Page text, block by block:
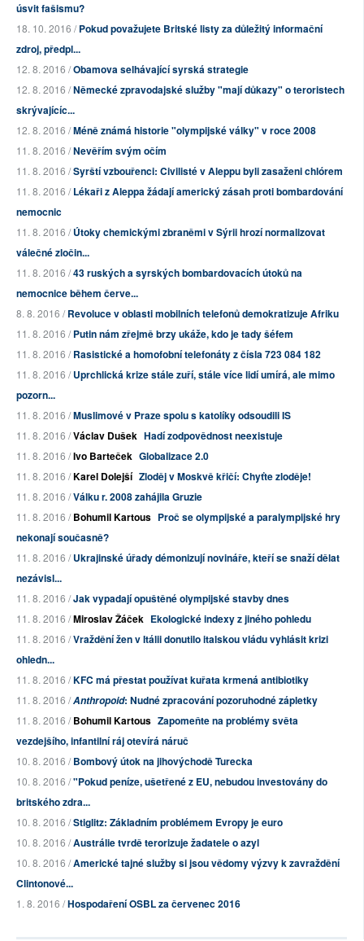
úsvit fašismu?
18. 10. 2016 /Pokud považujete Britské listy za důležitý informační
zdroj, předpl...
12. 8. 2016 /Obamova selhávající syrská strategie
12. 8. 2016 /Německé zpravodajské služby "mají důkazy" o teroristech
skrývajícíc...
12. 8. 2016 /Méně známá historie "olympijské války" v roce 2008
11. 8. 2016 /Nevěřím svým očím
11. 8. 2016 /Syrští vzbouřenci: Civilisté v Aleppu byli zasaženi chlórem
11. 8. 2016 /Lékaři z Aleppa žádají americký zásah proti bombardování
nemocnic
11. 8. 2016 /Útoky chemickými zbraněmi v Sýrii hrozí normalizovat
válečné zločin...
11. 8. 2016 /43 ruských a syrských bombardovacích útoků na
nemocnice během červe...
8. 8. 2016 /Revoluce v oblasti mobilních telefonů demokratizuje Afriku
11. 8. 2016 /Putin nám zřejmě brzy ukáže, kdo je tady šéfem
11. 8. 2016 /Rasistické a homofobní telefonáty z čísla 723 084 182
11. 8. 2016 /Uprchlická krize stále zuří, stále více lidí umírá, ale mimo
pozorn...
11. 8. 2016 /Muslimové v Praze spolu s katolíky odsoudili IS
11. 8. 2016 /Václav Dušek Hadí zodpovědnost neexistuje
11. 8. 2016 /Ivo Barteček Globalizace 2.0
11. 8. 2016 /Karel Dolejší Zloděj v Moskvě křičí: Chyťte zloděje!
11. 8. 2016 /Válku r. 2008 zahájila Gruzie
11. 8. 2016 /Bohumil Kartous Proč se olympijské a paralympijské hry
nekonají současně?
11. 8. 2016 /Ukrajinské úřady démonizují novináře, kteří se snaží dělat
nezávisl...
11. 8. 2016 /Jak vypadají opuštěné olympijské stavby dnes
11. 8. 2016 /Miroslav Žáček Ekologické indexy z jiného pohledu
11. 8. 2016 /Vraždění žen v Itálii donutilo italskou vládu vyhlásit krizi
ohledn...
11. 8. 2016 /KFC má přestat používat kuřata krmená antibiotiky
11. 8. 2016 /Anthropoid: Nudné zpracování pozoruhodné zápletky
11. 8. 2016 /Bohumil Kartous Zapomeňte na problémy světa
vezdejšího, infantilní ráj otevírá náruč
10. 8. 2016 /Bombový útok na jihovýchodě Turecka
10. 8. 2016 /"Pokud peníze, ušetřené z EU, nebudou investovány do
britského zdra...
10. 8. 2016 /Stiglitz: Základním problémem Evropy je euro
10. 8. 2016 /Austrálie tvrdě terorizuje žadatele o azyl
10. 8. 2016 /Americké tajné služby si jsou vědomy výzvy k zavraždění
Clintonové...
1. 8. 2016 /Hospodaření OSBL za červenec 2016